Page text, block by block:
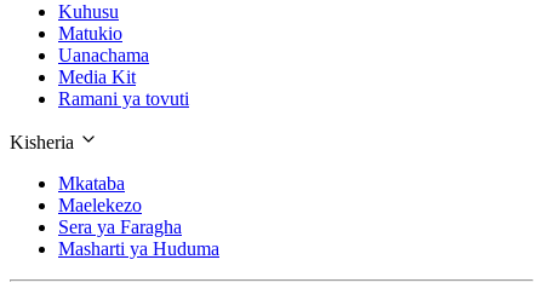
Kuhusu
Matukio
Uanachama
Media Kit
Ramani ya tovuti
Kisheria
Mkataba
Maelekezo
Sera ya Faragha
Masharti ya Huduma